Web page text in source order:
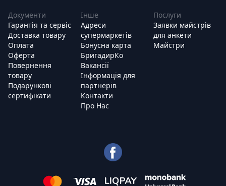
Документи
Гарантія та сервіс
Доставка товару
Оплата
Оферта
Повернення
товару
Подарункові
сертифікати
Інше
Адреси
супермаркетів
Бонусна карта
БригадирКо
Вакансії
Інформація для
партнерів
Контакти
Про Нас
Послуги
Заявки майстрів
для анкети
Майстри